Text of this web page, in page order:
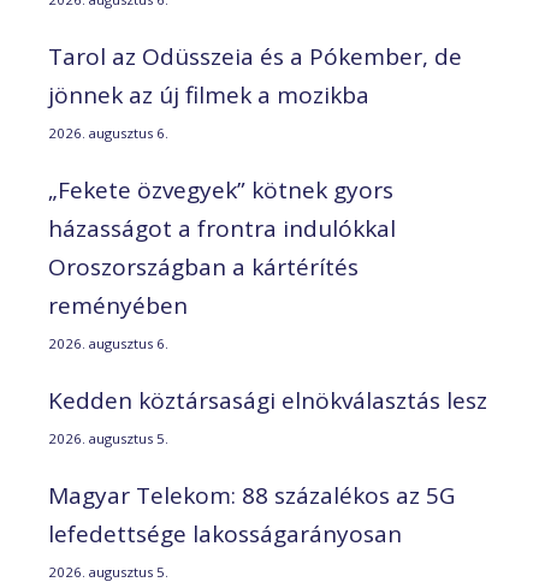
Tarol az Odüsszeia és a Pókember, de
jönnek az új filmek a mozikba
2026. augusztus 6.
„Fekete özvegyek” kötnek gyors
házasságot a frontra indulókkal
Oroszországban a kártérítés
reményében
2026. augusztus 6.
Kedden köztársasági elnökválasztás lesz
2026. augusztus 5.
Magyar Telekom: 88 százalékos az 5G
lefedettsége lakosságarányosan
2026. augusztus 5.